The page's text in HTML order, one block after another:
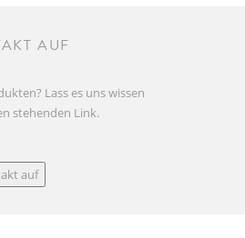
AUF
Lass es uns wissen
stehenden Link.
auf